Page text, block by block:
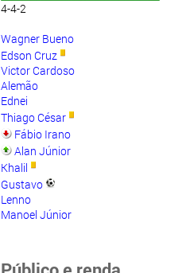
4-4-2
Wagner Bueno
Edson Cruz
Victor Cardoso
Alemão
Ednei
Thiago César
Fábio Irano
Alan Júnior
Khalil
Gustavo
Lenno
Manoel Júnior